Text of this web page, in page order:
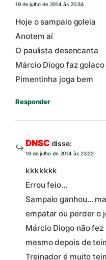
19 de julho de 2014 às 20:34
Hoje o sampaio goleia
Anotem aí
O paulista desencanta
Márcio Diogo faz golaco
Pimentinha joga bem
Responder
DNSCdisse:
19 de julho de 2014 às 23:22
kkkkkkk
Errou feio…
Sampaio ganhou…
empatar ou perder o
Márcio Diogo não
mesmo depois de
Treinador é muito